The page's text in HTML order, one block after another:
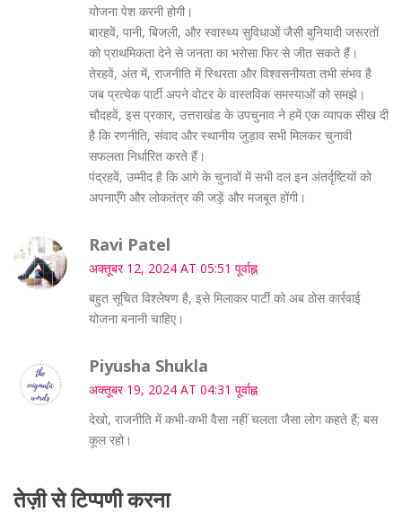
योजना पेश करनी होगी।
बारहवें, पानी, बिजली, और स्वास्थ्य सुविधाओं जैसी बुनियादी जरूरतों
को प्राथमिकता देने से जनता का भरोसा फिर से जीत सकते हैं।
तेरहवें, अंत में, राजनीति में स्थिरता और विश्वसनीयता तभी संभव है
जब प्रत्येक पार्टी अपने वोटर के वास्तविक समस्याओं को समझे।
चौदहवें, इस प्रकार, उत्तराखंड के उपचुनाव ने हमें एक व्यापक सीख दी
है कि रणनीति, संवाद और स्थानीय जुड़ाव सभी मिलकर चुनावी
सफलता निर्धारित करते हैं।
पंद्रहवें, उम्मीद है कि आगे के चुनावों में सभी दल इन अंतर्दृष्टियों को
अपनाएँगे और लोकतंत्र की जड़ें और मजबूत होंगी।
Ravi Patel
अक्तूबर 12, 2024 AT 05:51 पूर्वाह्न
बहुत सूचित विश्लेषण है, इसे मिलाकर पार्टी को अब ठोस कार्रवाई
योजना बनानी चाहिए।
Piyusha Shukla
अक्तूबर 19, 2024 AT 04:31 पूर्वाह्न
देखो, राजनीति में कभी-कभी वैसा नहीं चलता जैसा लोग कहते हैं; बस
कूल रहो।
तेज़ी से टिप्पणी करना